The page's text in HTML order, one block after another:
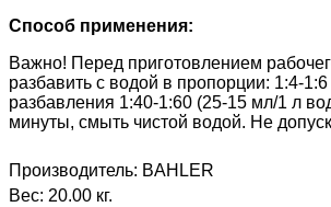
Способ применения:
Важно! Перед приготовлением
разбавить с водой в пропорции: 1:4-
разбавления 1:40-1:60 (25-15 мл/1 л
минуты, смыть чистой водой. Не
Производитель: BAHLER
Вес: 20.00 кг.